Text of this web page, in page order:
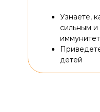
Узнаете,
сильным и
иммунитет
детей